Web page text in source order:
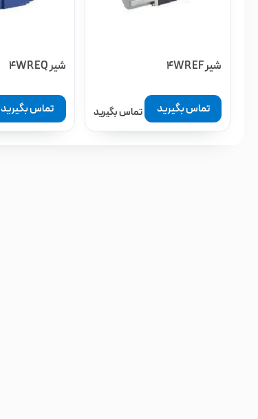
شیر 4WREF
تماس بگیرید تماس بگیرید
شیر 4WREQ
تماس بگیرید